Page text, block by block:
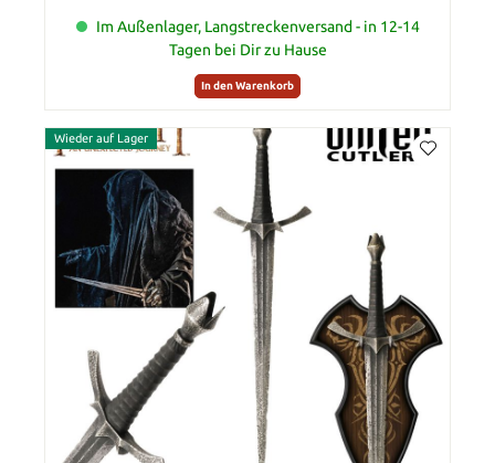
Im Außenlager, Langstreckenversand - in 12-14
Tagen bei Dir zu Hause
In den Warenkorb
Wieder auf Lager